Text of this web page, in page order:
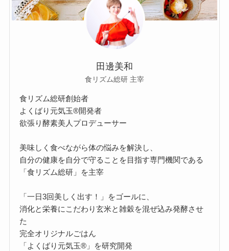
田邊美和
食リズム総研 主宰
食リズム総研創始者
よくばり元気玉®開発者
欲張り酵素美人プロデューサー
美味しく食べながら体の悩みを解決し、
自分の健康を自分で守ることを目指す専門機関である
「食リズム総研」を主宰
「一日3回美しく出す！」をゴールに、
消化と栄養にこだわり玄米と雑穀を混ぜ込み発酵させ
た
完全オリジナルごはん
「よくばり元気玉®」を研究開発